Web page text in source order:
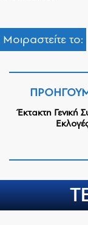
Μοιραστείτε το:
Έκτακτη Γενική